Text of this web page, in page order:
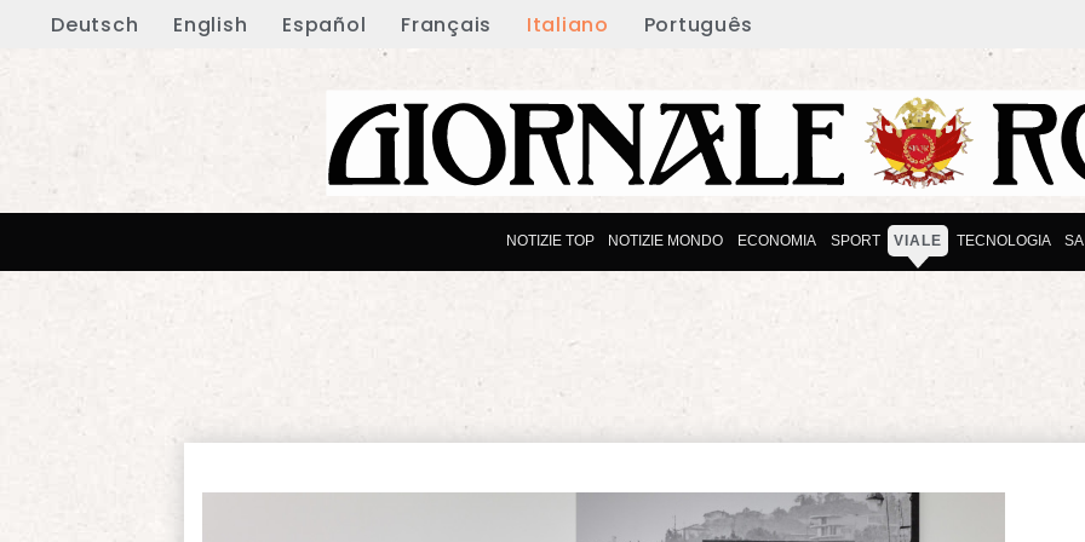
Deutsch English Español Français Italiano Português
NOTIZIE TOP NOTIZIE MONDO ECONOMIA SPORT VIALE TECNOLOGIA